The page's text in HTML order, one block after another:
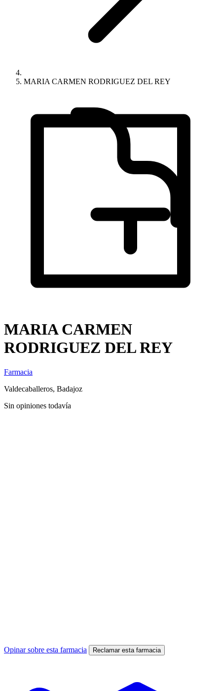
MARIA CARMEN RODRIGUEZ DEL REY
MARIA CARMEN
RODRIGUEZ DEL REY
Farmacia
Valdecaballeros, Badajoz
Sin opiniones todavía
Opinar sobre esta farmacia Reclamar esta farmacia